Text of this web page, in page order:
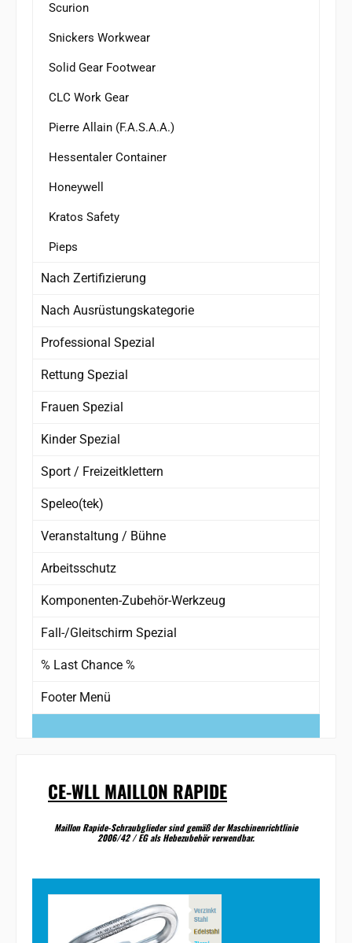
Scurion
Snickers Workwear
Solid Gear Footwear
CLC Work Gear
Pierre Allain (F.A.S.A.A.)
Hessentaler Container
Honeywell
Kratos Safety
Pieps
Nach Zertifizierung
Nach Ausrüstungskategorie
Professional Spezial
Rettung Spezial
Frauen Spezial
Kinder Spezial
Sport / Freizeitklettern
Speleo(tek)
Veranstaltung / Bühne
Arbeitsschutz
Komponenten-Zubehör-Werkzeug
Fall-/Gleitschirm Spezial
% Last Chance %
Footer Menü
CE-WLL MAILLON RAPIDE
Maillon Rapide-Schraubglieder sind gemäß der Maschinenrichtlinie
2006/42 / EG als Hebezubehör verwendbar.